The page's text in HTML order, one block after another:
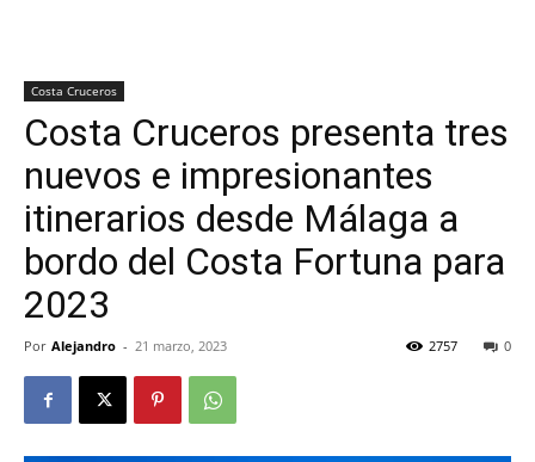
Costa Cruceros
Costa Cruceros presenta tres
nuevos e impresionantes
itinerarios desde Málaga a
bordo del Costa Fortuna para
2023
Por Alejandro - 21 marzo, 2023 0
2757